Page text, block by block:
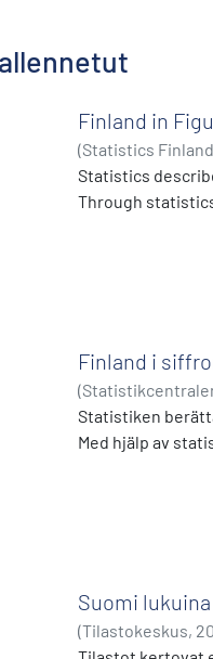
Finland in
(Statistics Finland
Statistics
Through statistics
Finland i
(
Statistiken
Med hjälp av
Suomi
(Tilastokeskus,